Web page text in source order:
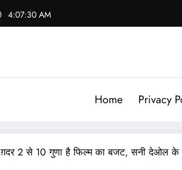
4:07:32 AM
Home Privacy
ग़दर 2 से 10 गुणा है फिल्म का बजट, सनी देओल के